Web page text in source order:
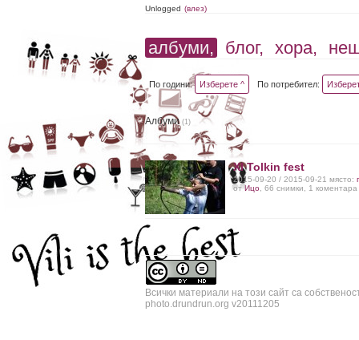
Unlogged (влез)
албуми, блог, хора,
По години: Изберете ^ По потребител:
Албуми(1)
XI Tolkin fest
2015-09-20 / 2015-09-21 място:
отИцо , 66 снимки, 1 коментара
Всички материали на този сайт са
photo.drundrun.org v20111205